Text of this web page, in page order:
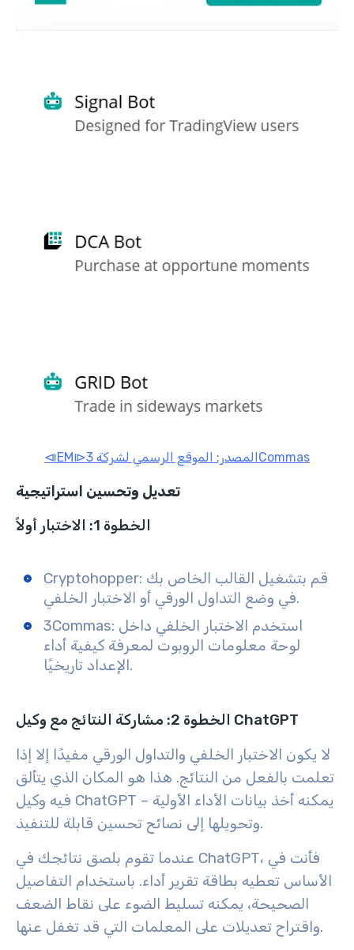
⧏EM⧐المصدر: الموقع الرسمي لشركة 3Commas
تعديل وتحسين استراتيجية
الخطوة 1: الاختبار أولاً
Cryptohopper: قم بتشغيل القالب الخاص بك
في وضع التداول الورقي أو الاختبار الخلفي.
3Commas: استخدم الاختبار الخلفي داخل
لوحة معلومات الروبوت لمعرفة كيفية أداء
الإعداد تاريخيًا.
الخطوة 2: مشاركة النتائج مع وكيل ChatGPT
لا يكون الاختبار الخلفي والتداول الورقي مفيدًا إلا إذا
تعلمت بالفعل من النتائج. هذا هو المكان الذي يتألق
فيه وكيل ChatGPT – يمكنه أخذ بيانات الأداء الأولية
وتحويلها إلى نصائح تحسين قابلة للتنفيذ.
عندما تقوم بلصق نتائجك في ChatGPT، فأنت في
الأساس تعطيه بطاقة تقرير أداء. باستخدام التفاصيل
الصحيحة، يمكنه تسليط الضوء على نقاط الضعف
واقتراح تعديلات على المعلمات التي قد تغفل عنها.